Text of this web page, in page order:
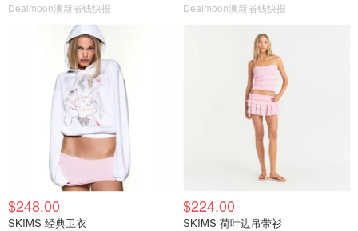
Dealmoon澳新省钱快报 Dealmoon澳新省钱快报
$248.00
SKIMS 经典卫衣
$224.00
SKIMS 荷叶边吊带衫